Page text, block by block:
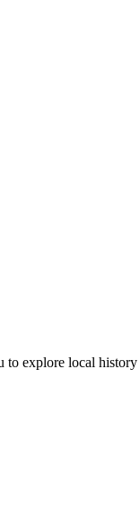
to explore local